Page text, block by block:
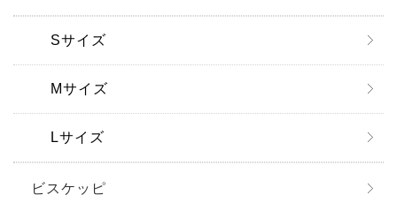
Sサイズ
Mサイズ
Lサイズ
ビスケッピ